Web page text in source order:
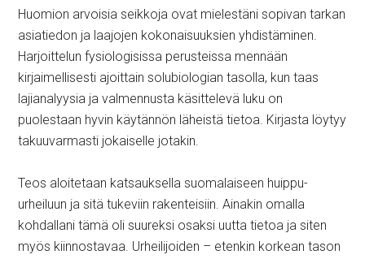
Huomion arvoisia seikkoja ovat mielestäni sopivan tarkan
asiatiedon ja laajojen kokonaisuuksien yhdistäminen.
Harjoittelun fysiologisissa perusteissa mennään
kirjaimellisesti ajoittain solubiologian tasolla, kun taas
lajianalyysia ja valmennusta käsittelevä luku on
puolestaan hyvin käytännön läheistä tietoa. Kirjasta löytyy
takuuvarmasti jokaiselle jotakin.
Teos aloitetaan katsauksella suomalaiseen huippu-
urheiluun ja sitä tukeviin rakenteisiin. Ainakin omalla
kohdallani tämä oli suureksi osaksi uutta tietoa ja siten
myös kiinnostavaa. Urheilijoiden – etenkin korkean tason